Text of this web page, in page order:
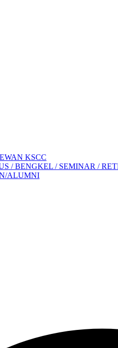
KSCC
/ BENGKEL / SEMINAR /
ALUMNI